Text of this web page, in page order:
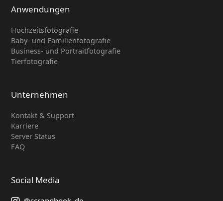
Anwendungen
Hochzeitsfotografie
Baby- und Familienfotografie
Business- und Portraitfotografie
Tierfotografie
Unternehmen
Kontakt & Support
Karriere
Server Status
FAQ
Social Media